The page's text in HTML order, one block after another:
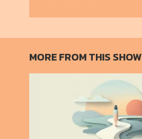
MORE FROM THIS SHOW